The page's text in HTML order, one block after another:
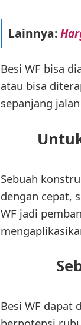
Lainnya:
Besi WF bisa
atau bisa
sepanjang
Sebuah
dengan cepat,
WF jadi
Besi WF dapat